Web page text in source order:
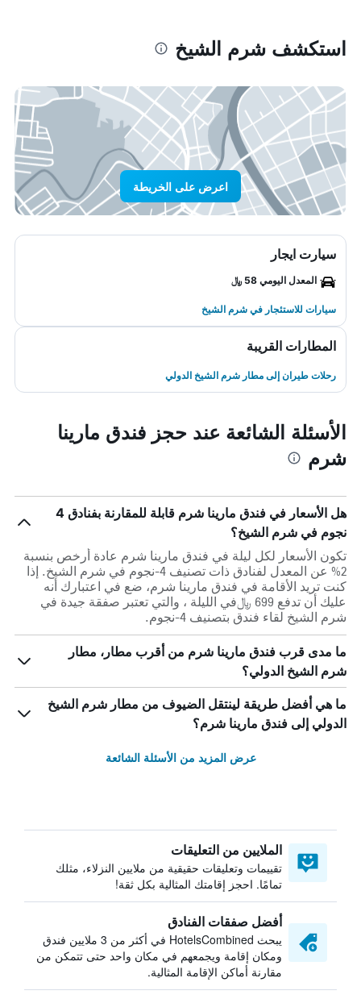
استكشف شرم الشيخ
اعرض على الخريطة
سيارت ايجار
المعدل اليومي 58 ﷼
سيارات للاستئجار في شرم الشيخ
المطارات القريبة
رحلات طيران إلى مطار شرم الشيخ الدولي
الأسئلة الشائعة عند حجز فندق مارينا
شرم
هل الأسعار في فندق مارينا شرم قابلة للمقارنة بفنادق 4
نجوم في شرم الشيخ؟
تكون الأسعار لكل ليلة في فندق مارينا شرم عادة أرخص بنسبة
2% عن المعدل لفنادق ذات تصنيف 4-نجوم في شرم الشيخ. إذا
كنت تريد الأقامة في فندق مارينا شرم، ضع في اعتبارك أنه
عليك أن تدفع 699 ﷼في الليلة ، والتي تعتبر صفقة جيدة في
شرم الشيخ لقاء فندق بتصنيف 4-نجوم.
ما مدى قرب فندق مارينا شرم من أقرب مطار، مطار
شرم الشيخ الدولي؟
ما هي أفضل طريقة لينتقل الضيوف من مطار شرم الشيخ
الدولي إلى فندق مارينا شرم؟
عرض المزيد من الأسئلة الشائعة
الملايين من التعليقات
تقييمات وتعليقات حقيقية من ملايين النزلاء، مثلك
تمامًا. احجز إقامتك المثالية بكل ثقة!
أفضل صفقات الفنادق
يبحث HotelsCombined في أكثر من 3 ملايين فندق
ومكان إقامة ويجمعهم في مكان واحد حتى تتمكن من
مقارنة أماكن الإقامة المثالية.